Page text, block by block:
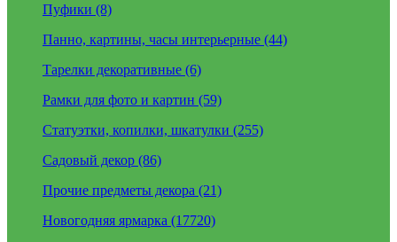
Пуфики (8)
Панно, картины, часы интерьерные (44)
Тарелки декоративные (6)
Рамки для фото и картин (59)
Статуэтки, копилки, шкатулки (255)
Садовый декор (86)
Прочие предметы декора (21)
Новогодняя ярмарка (17720)